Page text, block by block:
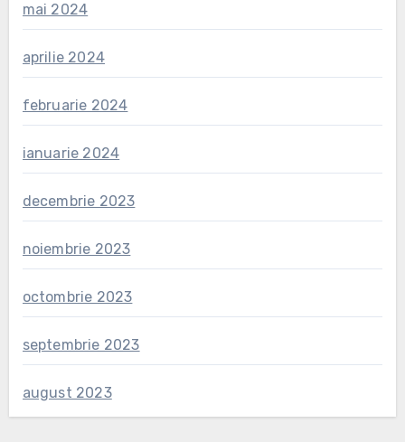
mai 2024
aprilie 2024
februarie 2024
ianuarie 2024
decembrie 2023
noiembrie 2023
octombrie 2023
septembrie 2023
august 2023